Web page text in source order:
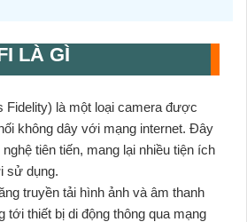
LÀ GÌ
Fidelity) là một loại camera được
không dây với mạng internet. Đây
tiên tiến, mang lại nhiều tiện ích
sử dụng.
truyền tải hình ảnh và âm thanh
thiết bị di động thông qua mạng